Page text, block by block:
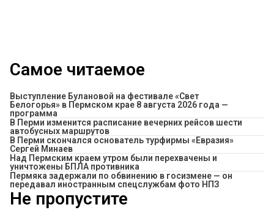
Самое читаемое
Выступление Булановой на фестивале «Свет
Белогорья» в Пермском крае 8 августа 2026 года —
программа
​В Перми изменится расписание вечерних рейсов шести
автобусных маршрутов
В Перми скончался основатель турфирмы «Евразия»
Сергей Минаев
Над Пермским краем утром были перехвачены и
уничтожены БПЛА противника
Пермяка задержали по обвинению в госизмене — он
передавал иностранным спецслужбам фото НПЗ
Не пропустите